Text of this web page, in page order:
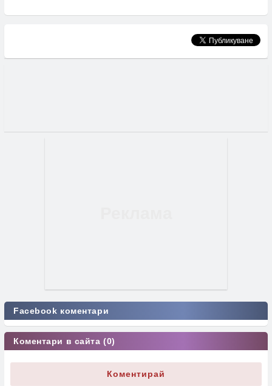
Facebook коментари
Коментари в сайта (0)
Коментирай